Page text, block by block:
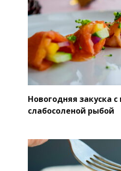
Новогодняя закуска с
слабосоленой рыбой